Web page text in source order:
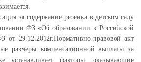
за содержание ребенка в детском саду
ФЗ «Об образовании в Российской
29.12.2012г.Нормативно-правовой акт
размеры компенсационной выплаты за
устанавливает факторы, оказывающие